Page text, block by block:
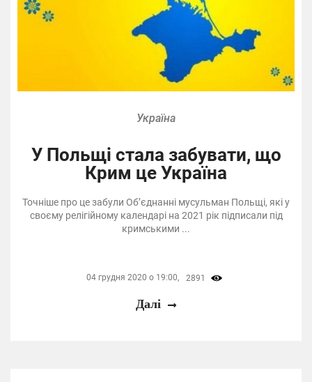
Україна
У Польщі стала забувати, що
Крим це Україна
Точніше про це забули Об’єднанні мусульман Польщі, які у
своєму релігійному календарі на 2021 рік підписали під
кримськими ...
04 грудня 2020 о 19:00, 2891
Далі